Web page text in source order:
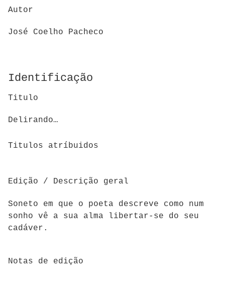
Autor
José Coelho Pacheco
Identificação
Titulo
Delirando…
Titulos atríbuidos
Edição / Descrição geral
Soneto em que o poeta descreve como num
sonho vê a sua alma libertar-se do seu
cadáver.
Notas de edição